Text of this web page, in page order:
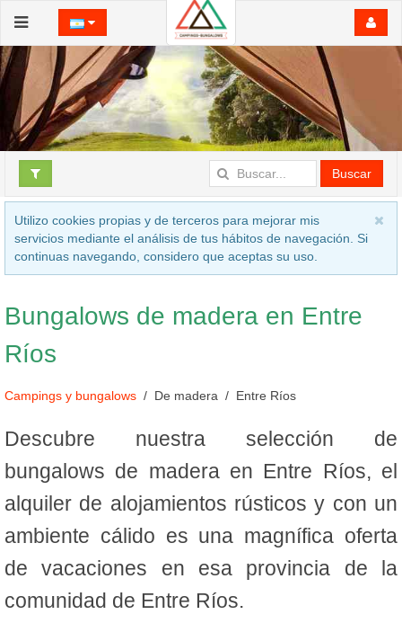
Buscar
Utilizo cookies propias y de terceros para mejorar mis
servicios mediante el análisis de tus hábitos de navegación. Si
continuas navegando, considero que aceptas su uso.
Bungalows de madera en Entre
Ríos
Campings y bungalows De madera Entre Ríos
Descubre nuestra selección de
bungalows de madera en Entre Ríos, el
alquiler de alojamientos rústicos y con un
ambiente cálido es una magnífica oferta
de vacaciones en esa provincia de la
comunidad de Entre Ríos.